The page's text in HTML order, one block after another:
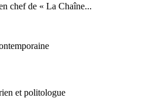
chef de « La Chaîne...
et politologue